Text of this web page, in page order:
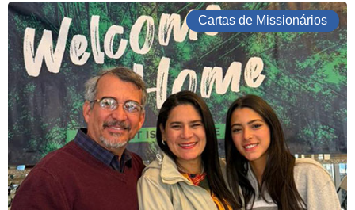
Cartas de Missionários